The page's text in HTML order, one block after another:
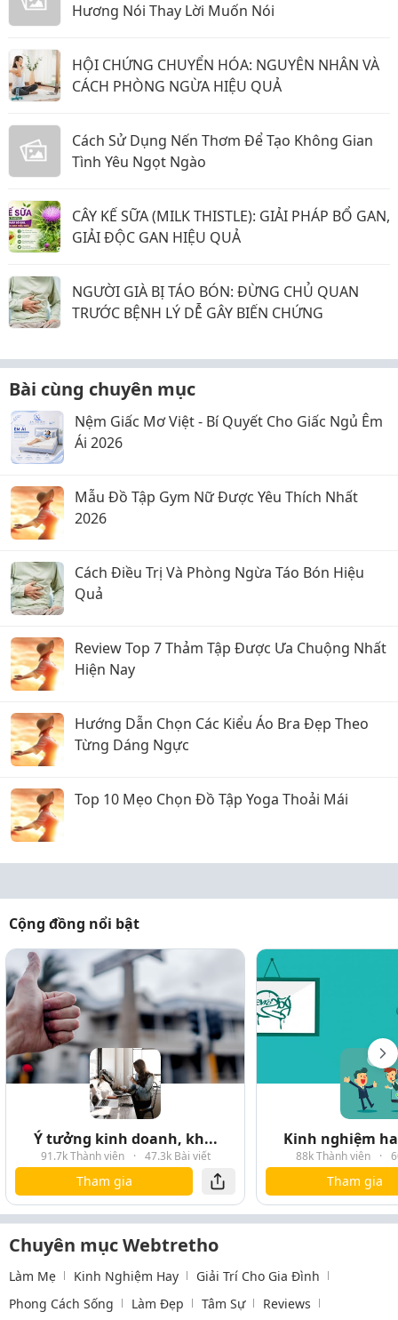
Hương Nói Thay Lời Muốn Nói
HỘI CHỨNG CHUYỂN HÓA: NGUYÊN NHÂN VÀ
CÁCH PHÒNG NGỪA HIỆU QUẢ
Cách Sử Dụng Nến Thơm Để Tạo Không Gian
Tình Yêu Ngọt Ngào
CÂY KẾ SỮA (MILK THISTLE): GIẢI PHÁP BỔ GAN,
GIẢI ĐỘC GAN HIỆU QUẢ
NGƯỜI GIÀ BỊ TÁO BÓN: ĐỪNG CHỦ QUAN
TRƯỚC BỆNH LÝ DỄ GÂY BIẾN CHỨNG
Bài cùng chuyên mục
Nệm Giấc Mơ Việt - Bí Quyết Cho Giấc Ngủ Êm
Ái 2026
Mẫu Đồ Tập Gym Nữ Được Yêu Thích Nhất
2026
Cách Điều Trị Và Phòng Ngừa Táo Bón Hiệu
Quả
Review Top 7 Thảm Tập Được Ưa Chuộng Nhất
Hiện Nay
Hướng Dẫn Chọn Các Kiểu Áo Bra Đẹp Theo
Từng Dáng Ngực
Top 10 Mẹo Chọn Đồ Tập Yoga Thoải Mái
Cộng đồng nổi bật
Ý tưởng kinh doanh, kh...
91.7k Thành viên · 47.3k Bài viết
Tham gia
Kinh nghiệm
88k Thành viên ·
Tham gia
Chuyên mục Webtretho
Làm Mẹ Kinh Nghiệm Hay
Giải Trí Cho Gia Đình
Phong Cách Sống
Làm Đẹp Tâm Sự Reviews